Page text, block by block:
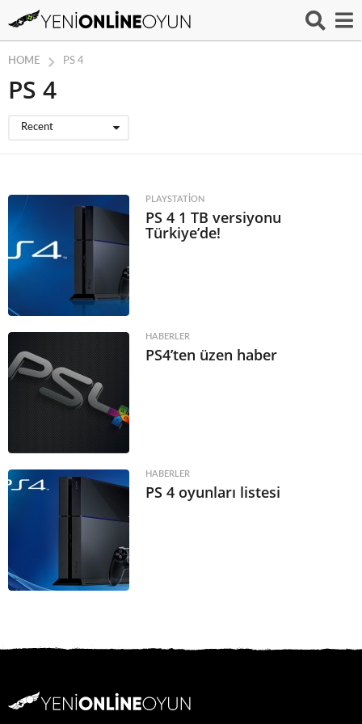
HOME PS 4
PS 4
Recent
PLAYSTATION
PS 4 1 TB versiyonu
Türkiye’de!
HABERLER
PS4’ten üzen haber
HABERLER
PS 4 oyunları listesi